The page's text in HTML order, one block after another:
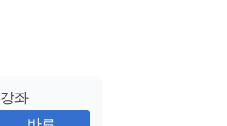
강좌